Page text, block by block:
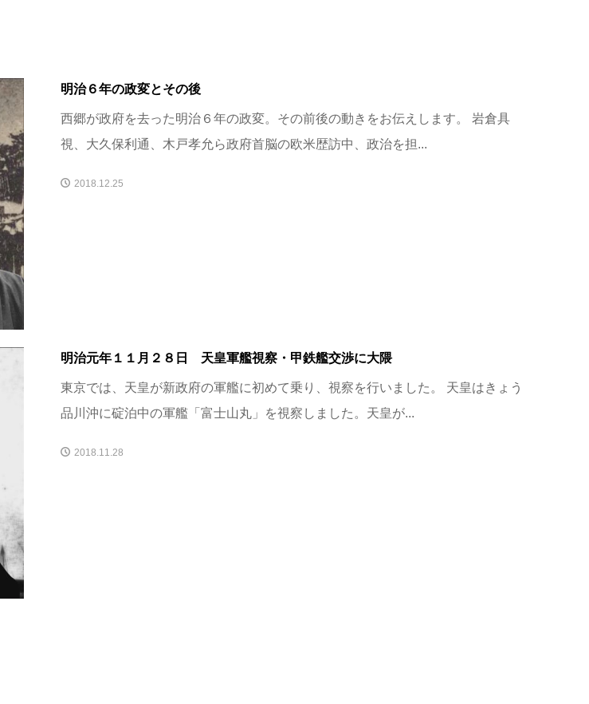
明治６年の政変とその後
西郷が政府を去った明治６年の政変。その前後の動きをお伝えします。 岩倉具
視、大久保利通、木戸孝允ら政府首脳の欧米歴訪中、政治を担...
2018.12.25
明治元年１１月２８日 天皇軍艦視察・甲鉄艦交渉に大隈
東京では、天皇が新政府の軍艦に初めて乗り、視察を行いました。 天皇はきょう
品川沖に碇泊中の軍艦「富士山丸」を視察しました。天皇が...
2018.11.28